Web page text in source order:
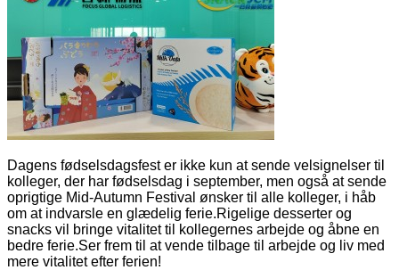
Dagens fødselsdagsfest er ikke kun at sende velsignelser til
kolleger, der har fødselsdag i september, men også at sende
oprigtige Mid-Autumn Festival ønsker til alle kolleger, i håb
om at indvarsle en glædelig ferie.Rigelige desserter og
snacks vil bringe vitalitet til kollegernes arbejde og åbne en
bedre ferie.Ser frem til at vende tilbage til arbejde og liv med
mere vitalitet efter ferien!